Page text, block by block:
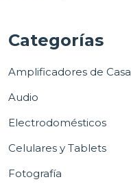
Categorías
Amplificadores de Casa
Audio
Electrodomésticos
Celulares y Tablets
Fotografía